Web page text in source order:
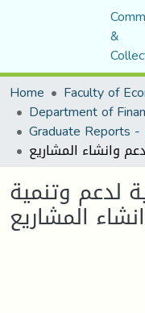
&
Home
لدعم وتنمية
المشاريع